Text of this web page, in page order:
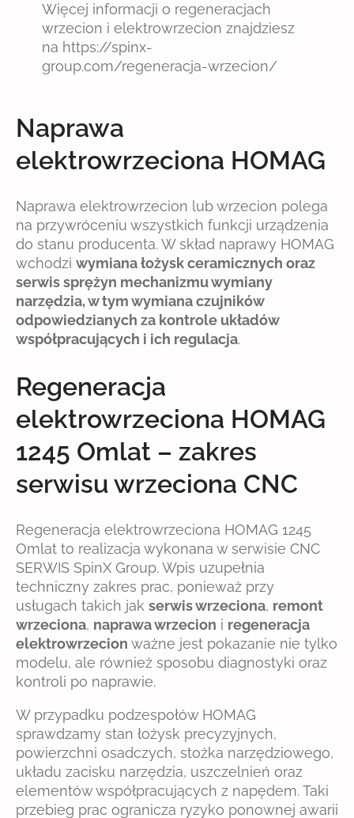
Więcej informacji o regeneracjach
wrzecion i elektrowrzecion znajdziesz
na https://spinx-
group.com/regeneracja-wrzecion/
Naprawa
elektrowrzeciona HOMAG
Naprawa elektrowrzecion lub wrzecion polega
na przywróceniu wszystkich funkcji urządzenia
do stanu producenta. W skład naprawy HOMAG
wchodzi wymiana łożysk ceramicznych oraz
serwis sprężyn mechanizmu wymiany
narzędzia, w tym wymiana czujników
odpowiedzianych za kontrole układów
współpracujących i ich regulacja.
Regeneracja
elektrowrzeciona HOMAG
1245 Omlat – zakres
serwisu wrzeciona CNC
Regeneracja elektrowrzeciona HOMAG 1245
Omlat to realizacja wykonana w serwisie CNC
SERWIS SpinX Group. Wpis uzupełnia
techniczny zakres prac, ponieważ przy
usługach takich jak serwis wrzeciona, remont
wrzeciona, naprawa wrzecion i regeneracja
elektrowrzecion ważne jest pokazanie nie tylko
modelu, ale również sposobu diagnostyki oraz
kontroli po naprawie.
W przypadku podzespołów HOMAG
sprawdzamy stan łożysk precyzyjnych,
powierzchni osadczych, stożka narzędziowego,
układu zacisku narzędzia, uszczelnień oraz
elementów współpracujących z napędem. Taki
przebieg prac ogranicza ryzyko ponownej awarii